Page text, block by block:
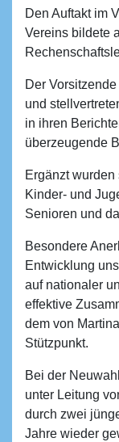
Den Auftakt im
Vereins bildete
Der
und
in ihren
überzeugende
Ergänzt
Kinder- und
Senioren und
Besondere
Entwicklung
auf nationaler
effektive
dem von
Stützpunkt.
Bei der
unter Leitung
durch zwei
Jahre wieder